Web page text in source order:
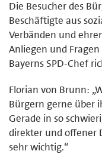
Die Besucher des
Beschäftigte aus
Verbänden und
Anliegen und
Bayerns SPD-Chef
Florian von Brunn:
Bürgern gerne über
Gerade in so
direkter und offener
sehr wichtig.“